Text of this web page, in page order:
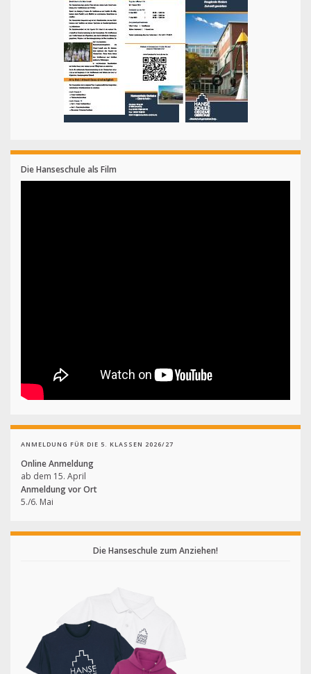
Die Hanseschule als Film
ANMELDUNG FÜR DIE 5. KLASSEN 2026/27
Online Anmeldung
ab dem 15. April
Anmeldung vor Ort
5./6. Mai
Die Hanseschule zum Anziehen!